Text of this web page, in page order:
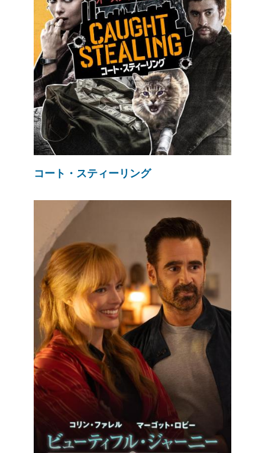
コート・スティーリング